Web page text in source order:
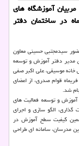
آموزشگاه های
۱۱اردیبهشت ماه در ساختمان دفتر
سیدمجتبی حسینی معاون
مدیر دفتر آموزش و توسعه
موسیقی، علی اكبر صفی
قوام صدری، از اعضای
شد.
و توسعه فعالیت های
الگو سازی و اجرای
كیفیت سطح آموزش در
مدرسان، سامانه ای طراحی